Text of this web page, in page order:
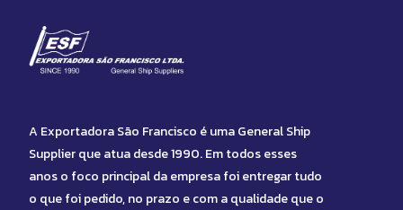
A Exportadora São Francisco é uma General Ship
Supplier que atua desde 1990. Em todos esses
anos o foco principal da empresa foi entregar tudo
o que foi pedido, no prazo e com a qualidade que o